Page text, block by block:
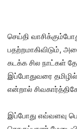
செய்தி
பதற்றமாகிவிடும்,
கடக்க சில நாட்கள்
இப்போதுவரை
என்றால்
இப்போது எவ்வளவு